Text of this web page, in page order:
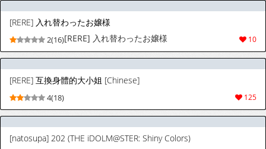
[RERE] 入れ替わったお嬢様
10
2(16)[RERE] 入れ替わったお嬢様
[RERE] 互換身體的大小姐 [Chinese]
125
4(18)
[natosupa] 202 (THE iDOLM@STER: Shiny Colors)